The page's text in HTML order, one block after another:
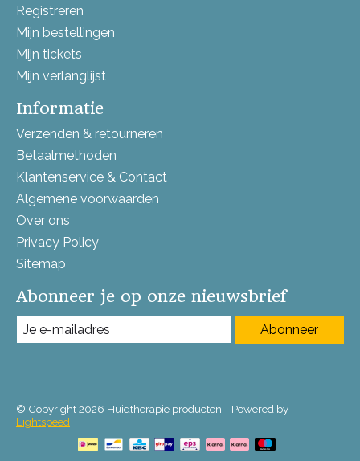
Registreren
Mijn bestellingen
Mijn tickets
Mijn verlanglijst
Informatie
Verzenden & retourneren
Betaalmethoden
Klantenservice & Contact
Algemene voorwaarden
Over ons
Privacy Policy
Sitemap
Abonneer je op onze nieuwsbrief
Abonneer
© Copyright 2026 Huidtherapie producten - Powered by
Lightspeed